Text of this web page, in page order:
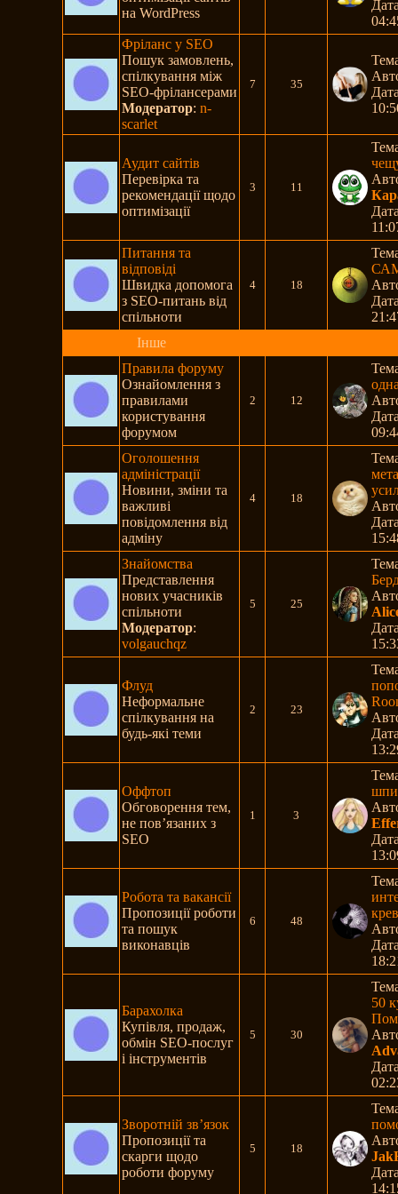
на WordPress
Фріланс у SEO
Пошук замовлень,
спілкування між
SEO-фрілансерами
Модератор:n-
scarlet
7 35
Аудит сайтів
Перевірка та
рекомендації щодо
оптимізації
3 11
Питання та
відповіді
Швидка допомога
з SEO-питань від
спільноти
4 18
Інше
Правила форуму
Ознайомлення з
правилами
користування
форумом
2 12
Оголошення
адміністрації
Новини, зміни та
важливі
повідомлення від
адміну
4 18
Знайомства
Представлення
нових учасників
спільноти
Модератор:
volgauchqz
5 25
Флуд
Неформальне
спілкування на
будь-які теми
2 23
Оффтоп
Обговорення тем,
не пов’язаних з
SEO
1 3
Робота та вакансії
Пропозиції роботи
та пошук
виконавців
6 48
Барахолка
Купівля, продаж,
обмін SEO-послуг
і інструментів
5 30
50
Зворотній зв’язок
Пропозиції та
скарги щодо
роботи форуму
5 18